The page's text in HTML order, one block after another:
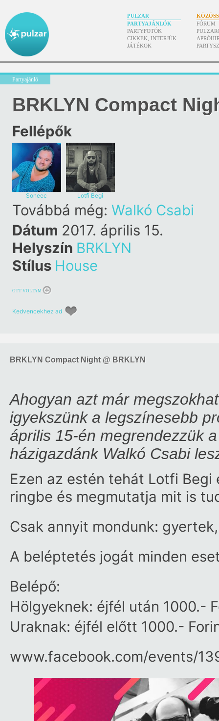
PULZAR
PARTYAJÁNLÓK
PARTYFOTÓK
CIKKEK, INTERJÚK
JÁTÉKOK
FÓRUM
Partyajánló
BRKLYN Compact
Fellépők
Soneec Lotfi Begi
Továbbá még: Walkó Csabi
Dátum 2017. április 15.
Helyszín BRKLYN
Stílus House
OTT VOLTAM
Kedvencekhez ad
BRKLYN Compact Night @ BRKLYN
Ahogyan azt már
igyekszünk a legszínesebb
április 15-én megrendezzük
házigazdánk Walkó Csabi
Ezen az estén tehát Lotfi
ringbe és megmutatja mit is
Csak annyit mondunk:
A beléptetés jogát minden
Belépő:
Hölgyeknek: éjfél után 1000.-
Uraknak: éjfél előtt 1000.-
www.facebook.com/​events/​